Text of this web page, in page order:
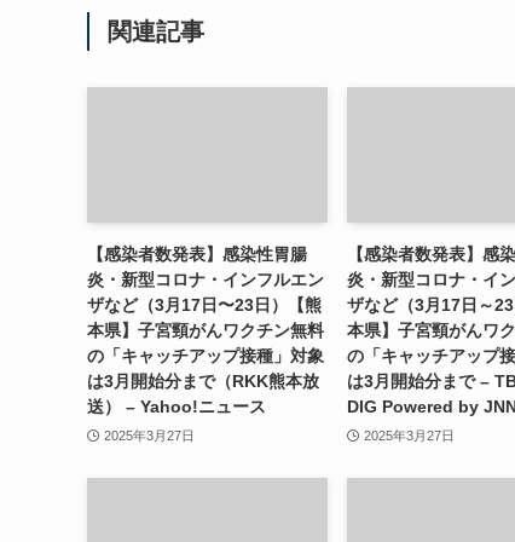
関連記事
【感染者数発表】感染性胃腸
炎・新型コロナ・インフルエン
ザなど（3月17日〜23日）【熊
本県】子宮頸がんワクチン無料
の「キャッチアップ接種」対象
は3月開始分まで（RKK熊本放
送） – Yahoo!ニュース
2025年3月27日
【感染者数発表】感
炎・新型コロナ・イ
ザなど（3月17日～
本県】子宮頸がんワ
の「キャッチアップ
は3月開始分まで –
DIG Powered by
2025年3月27日